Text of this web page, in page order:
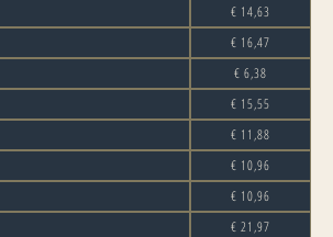
€ 14,63
€ 16,47
€ 6,38
€ 15,55
€ 11,88
€ 10,96
€ 10,96
€ 21,97